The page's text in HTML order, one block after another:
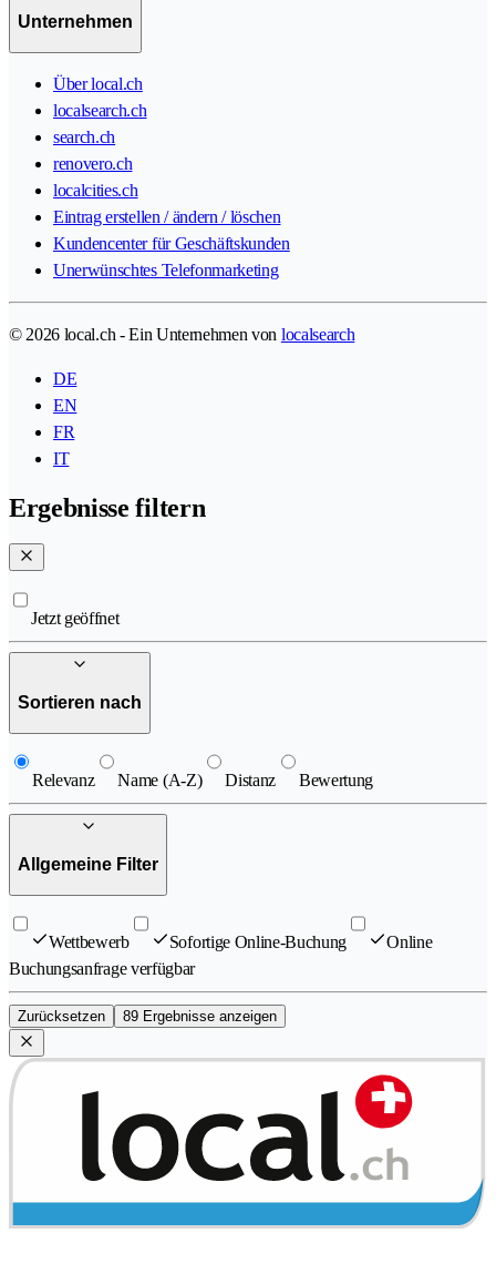
Unternehmen
Über local.ch
localsearch.ch
search.ch
renovero.ch
localcities.ch
Eintrag erstellen / ändern / löschen
Kundencenter für Geschäftskunden
Unerwünschtes Telefonmarketing
© 2026 local.ch - Ein Unternehmen von localsearch
DE
EN
FR
IT
Ergebnisse filtern
Jetzt geöffnet
Sortieren nach
Relevanz Name (A-Z) Distanz Bewertung
Allgemeine Filter
Wettbewerb Sofortige Online-Buchung
Online
Buchungsanfrage verfügbar
Zurücksetzen 89 Ergebnisse anzeigen